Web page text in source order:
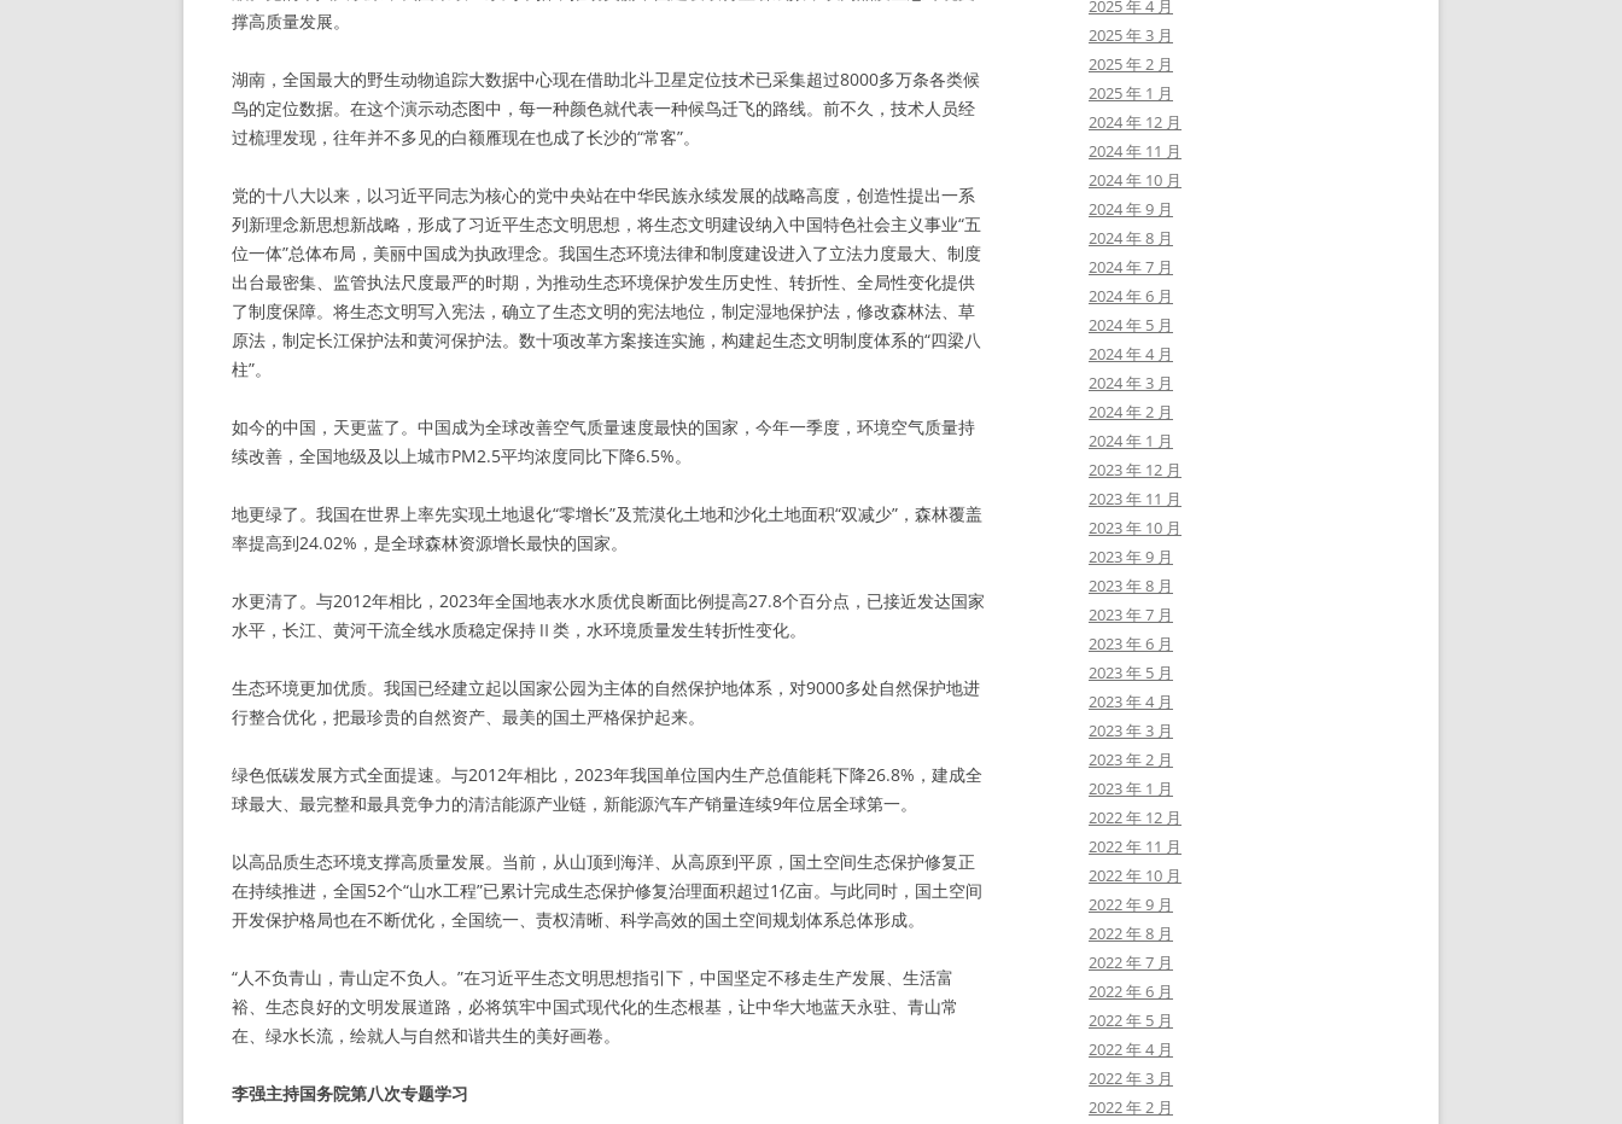
撑高质量发展。
湖南，全国最大的野生动物追踪大数据中心现在借助北斗卫星定位技术已采集超过8000多万条各类候
鸟的定位数据。在这个演示动态图中，每一种颜色就代表一种候鸟迁飞的路线。前不久，技术人员经
过梳理发现，往年并不多见的白额雁现在也成了长沙的“常客”。
党的十八大以来，以习近平同志为核心的党中央站在中华民族永续发展的战略高度，创造性提出一系
列新理念新思想新战略，形成了习近平生态文明思想，将生态文明建设纳入中国特色社会主义事业“五
位一体”总体布局，美丽中国成为执政理念。我国生态环境法律和制度建设进入了立法力度最大、制度
出台最密集、监管执法尺度最严的时期，为推动生态环境保护发生历史性、转折性、全局性变化提供
了制度保障。将生态文明写入宪法，确立了生态文明的宪法地位，制定湿地保护法，修改森林法、草
原法，制定长江保护法和黄河保护法。数十项改革方案接连实施，构建起生态文明制度体系的“四梁八
柱”。
如今的中国，天更蓝了。中国成为全球改善空气质量速度最快的国家，今年一季度，环境空气质量持
续改善，全国地级及以上城市PM2.5平均浓度同比下降6.5%。
地更绿了。我国在世界上率先实现土地退化“零增长”及荒漠化土地和沙化土地面积“双减少”，森林覆盖
率提高到24.02%，是全球森林资源增长最快的国家。
水更清了。与2012年相比，2023年全国地表水水质优良断面比例提高27.8个百分点，已接近发达国家
水平，长江、黄河干流全线水质稳定保持Ⅱ类，水环境质量发生转折性变化。
生态环境更加优质。我国已经建立起以国家公园为主体的自然保护地体系，对9000多处自然保护地进
行整合优化，把最珍贵的自然资产、最美的国土严格保护起来。
绿色低碳发展方式全面提速。与2012年相比，2023年我国单位国内生产总值能耗下降26.8%，建成全
球最大、最完整和最具竞争力的清洁能源产业链，新能源汽车产销量连续9年位居全球第一。
以高品质生态环境支撑高质量发展。当前，从山顶到海洋、从高原到平原，国土空间生态保护修复正
在持续推进，全国52个“山水工程”已累计完成生态保护修复治理面积超过1亿亩。与此同时，国土空间
开发保护格局也在不断优化，全国统一、责权清晰、科学高效的国土空间规划体系总体形成。
“人不负青山，青山定不负人。”在习近平生态文明思想指引下，中国坚定不移走生产发展、生活富
裕、生态良好的文明发展道路，必将筑牢中国式现代化的生态根基，让中华大地蓝天永驻、青山常
在、绿水长流，绘就人与自然和谐共生的美好画卷。
李强主持国务院第八次专题学习
2025 年 4 月
2025 年 3 月
2025 年 2 月
2025 年 1 月
2024 年 12 月
2024 年 11 月
2024 年 10 月
2024 年 9 月
2024 年 8 月
2024 年 7 月
2024 年 6 月
2024 年 5 月
2024 年 4 月
2024 年 3 月
2024 年 2 月
2024 年 1 月
2023 年 12 月
2023 年 11 月
2023 年 10 月
2023 年 9 月
2023 年 8 月
2023 年 7 月
2023 年 6 月
2023 年 5 月
2023 年 4 月
2023 年 3 月
2023 年 2 月
2023 年 1 月
2022 年 12 月
2022 年 11 月
2022 年 10 月
2022 年 9 月
2022 年 8 月
2022 年 7 月
2022 年 6 月
2022 年 5 月
2022 年 4 月
2022 年 3 月
2022 年 2 月